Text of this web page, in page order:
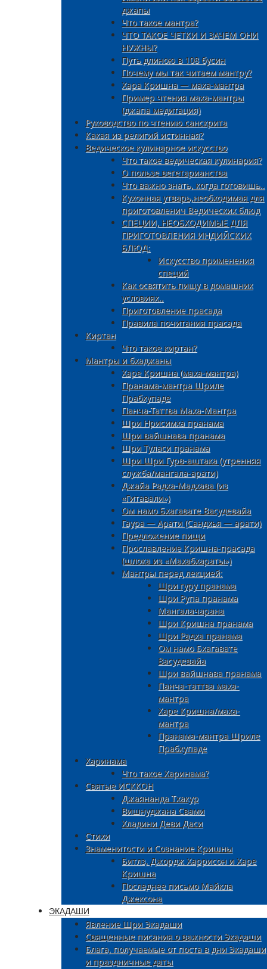
джапы
Что такое мантра?
ЧТО ТАКОЕ ЧЕТКИ И ЗАЧЕМ ОНИ
НУЖНЫ?
Путь длиною в 108 бусин
Почему мы так читаем мантру?
Хара Кришна — маха-мантра
Пример чтения маха-мантры
(джапа медитация)
Руководство по чтению санскрита
Какая из религий истинная?
Ведическое кулинарное искусство
Что такое ведическая кулинария?
О пользе вегетарианства
Что важно знать, когда готовишь..
Кухонная утварь,необходимая для
приготовленич Ведических блюд
СПЕЦИИ, НЕОБХОДИМЫЕ ДЛЯ
ПРИГОТОВЛЕНИЯ ИНДИЙСКИХ
БЛЮД:
Искусство применения
специй
Как освятить пищу в домашних
условиях..
Приготовление прасада
Правила почитания прасада
Киртан
Что такое киртан?
Мантры и бхаджаны
Харе Кришна (маха-мантра)
Пранама-мантра Шриле
Прабхупаде
Панча-Таттва Маха-Мантра
Шри Нрисимха пранама
Шри вайшнава пранама
Шри Туласи пранама
Шри Шри Гурв-аштака (утренняя
служба/мангала-арати)
Джайа Радха-Мадхава (из
«Гитавали»)
Ом намо Бхагавате Васудевайа
Гаура — Арати (Сандхья — арати)
Предложение пищи
Прославление Кришна-прасада
(шлока из «Махабхараты»)
Мантры перед лекцией:
Шри гуру пранама
Шри Рупа пранама
Мангалачарана
Шри Кришна пранама
Шри Радха пранама
Ом намо Бхагавате
Васудевайа
Шри вайшнава пранама
Панча-таттва маха-
мантра
Харе Кришна/маха-
мантра
Пранама-мантра Шриле
Прабхупаде
Харинама
Что такое Харинама?
Святые ИСККОН
Джаянанда Тхакур
Вишнуджана Свами
Хладини Деви Даси
Стихи
Знаменитости и Сознание Кришны
Битлз, Джордж Харрисон и Харе
Кришна
Последнее письмо Майкла
Джексона
ЭКАДАШИ
Явление Шри Экадаши
Священные писания о важности Экадаши
Блага, получаемые от поста в дни Экадаши
и праздничные даты